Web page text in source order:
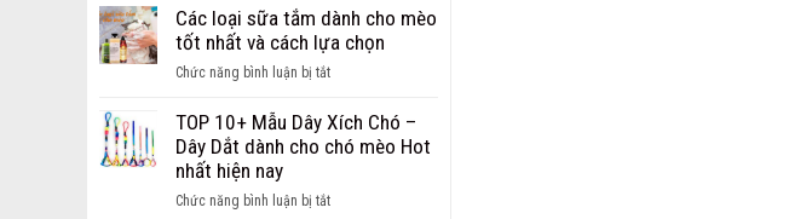
nặng
bán
buôn
phụ
cho
chó
tín
Cách
trị
chó
để
giúp
thoát
Các loại sữa tắm dành cho mèo
tốt nhất và cách lựa chọn
Chức năng bình luận bị tắtở
loại
sữa
cho
TOP 10+ Mẫu Dây Xích Chó –
Dây Dắt dành cho chó mèo Hot
nhất hiện nay
Chức năng bình luận bị tắtở